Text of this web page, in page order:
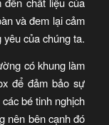
và đem lại cảm
của chúng ta.
có khung làm
để đảm bảo sự
bé tinh nghịch
nên bên cạnh đó